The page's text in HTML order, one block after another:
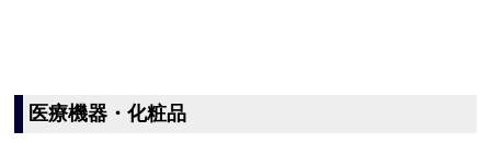
医療機器・化粧品